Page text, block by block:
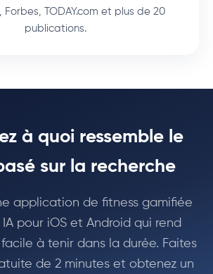
Forbes, TODAY.com et plus de 20
publications.
à quoi ressemble le
sur la recherche
application de fitness gamifiée
pour iOS et Android qui rend
à tenir dans la durée. Faites
de 2 minutes et obtenez un